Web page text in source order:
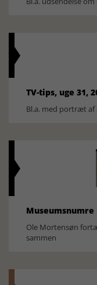
TV-tips, uge 31,
Bl.a. med portræt af
Museumsnumre
Ole Mortensøn
sammen